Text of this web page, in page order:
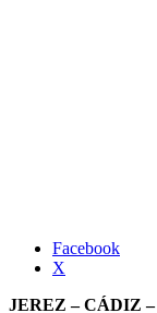
Facebook
X
JEREZ – CÁDIZ